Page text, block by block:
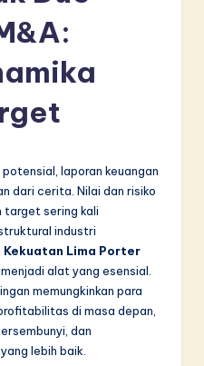
laporan keuangan
dari cerita. Nilai dan risiko
target sering kali
industri
Kekuatan Lima Porter
menjadi alat yang esensial.
memungkinkan para
di masa depan,
dan
lebih baik.